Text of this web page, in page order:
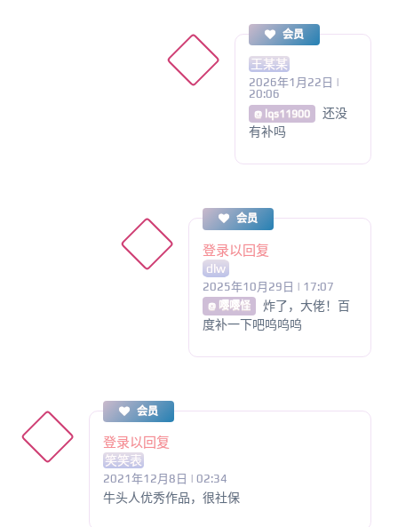
会员
王某某
2026年1月22日 |
20:06
@ lqs11900
还没
有补吗
会员
登录以回复
dlw
2025年10月29日 | 17:07
@ 嘤嘤怪
炸了，大佬！百
度补一下吧呜呜呜
会员
登录以回复
笑笑表
2021年12月8日 | 02:34
牛头人优秀作品，很社保